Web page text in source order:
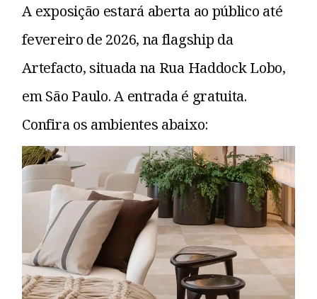
A exposição estará aberta ao público até
fevereiro de 2026, na flagship da
Artefacto, situada na Rua Haddock Lobo,
em São Paulo. A entrada é gratuita.
Confira os ambientes abaixo: